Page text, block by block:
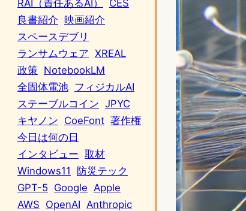
RAI（責任あるAI）
CES
良書紹介 映画紹介
スペースデブリ
ランサムウェア XREAL
政策 NotebookLM
全固体電池 フィジカルAI
ステーブルコイン JPYC
キヤノン CoeFont 著作権
今日は何の日
インタビュー 取材
Windows11
防災テック
GPT-5 Google Apple
AWS OpenAI Anthropic